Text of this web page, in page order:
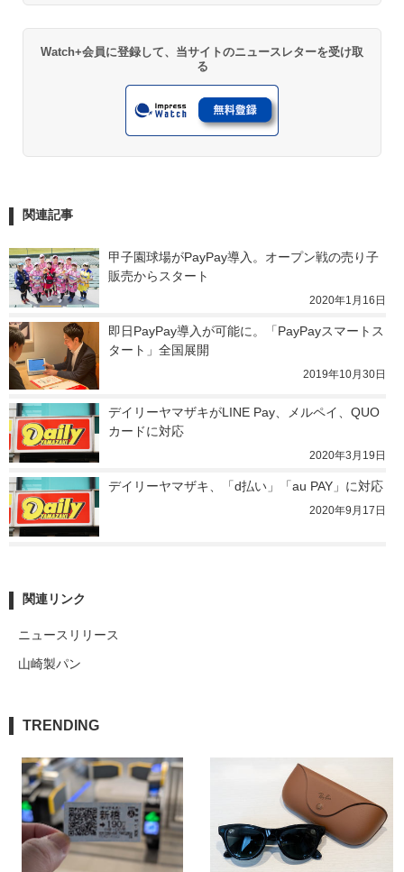
Watch+会員に登録して、当サイトのニュースレターを受け取
る
関連記事
甲子園球場がPayPay導入。オープン戦の売り子
販売からスタート
2020年1月16日
即日PayPay導入が可能に。「PayPayスマートス
タート」全国展開
2019年10月30日
デイリーヤマザキがLINE Pay、メルペイ、QUO
カードに対応
2020年3月19日
デイリーヤマザキ、「d払い」「au PAY」に対応
2020年9月17日
関連リンク
ニュースリリース
山崎製パン
TRENDING